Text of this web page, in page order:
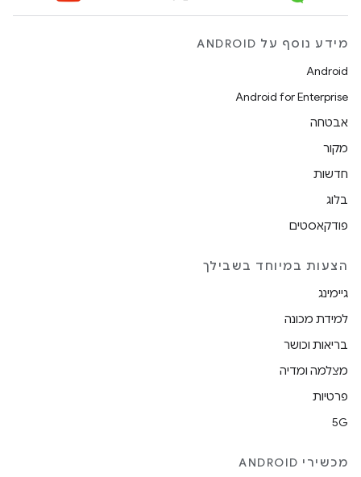
מידע נוסף על ANDROID
Android
Android for Enterprise
אבטחה
מקור
חדשות
בלוג
פודקאסטים
הצעות במיוחד בשבילך
גיימינג
למידת מכונה
בריאות וכושר
מצלמה ומדיה
פרטיות
5G
מכשירי ANDROID